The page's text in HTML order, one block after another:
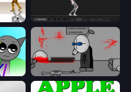
Skeleton Simulator
Madness Deathwish